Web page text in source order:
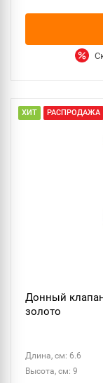
ХИТ РАСПРОДАЖА
Донный клапан
золото
Длина, см: 6.6
Высота, см: 9